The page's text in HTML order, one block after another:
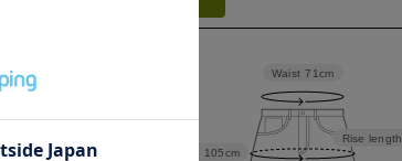
Rise length
105cm
Waist 71cm